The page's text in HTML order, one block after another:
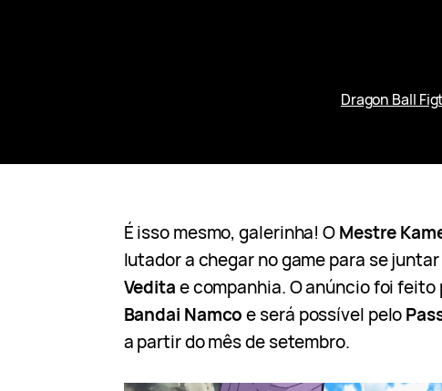
Dragon Ball
É isso mesmo, galerinha! OMestre
lutador a chegar no game para se
Veditae companhia. O anúncio foi
Bandai Namcoe será possível pelo
a partir do mês de setembro.